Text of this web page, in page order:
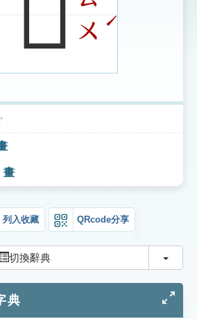
ㄨˊ
畫
列入收藏 QRcode分享
切換辭典 切換
典